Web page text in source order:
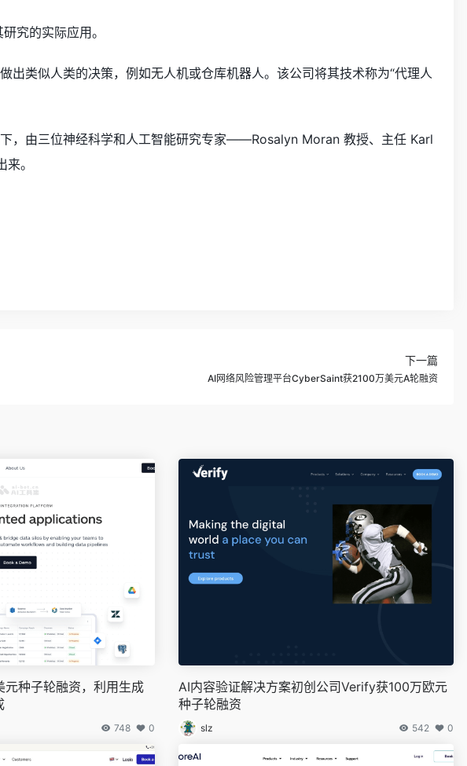
究的实际应用。
类似人类的决策，例如无人机或仓库机器人。该公司将其技术称为“代理人
，由三位神经科学和人工智能研究专家——Rosalyn Moran 教授、主任 Karl
。
下一篇
AI网络风险管理平台CyberSaint获2100万美元A轮融资
种子轮融资，利用生成
748 0
AI内容验证解决方案初创公司Verify获100万欧元
种子轮融资
slz 542 0